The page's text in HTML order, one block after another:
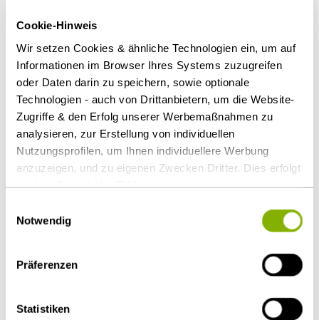
Cookie-Hinweis
Wir setzen Cookies & ähnliche Technologien ein, um auf
Informationen im Browser Ihres Systems zuzugreifen
oder Daten darin zu speichern, sowie optionale
Technologien - auch von Drittanbietern, um die Website-
Zugriffe & den Erfolg unserer Werbemaßnahmen zu
analysieren, zur Erstellung von individuellen
Nutzungsprofilen, um Ihnen individuellere Werbung
anzuzeigen, und zu eigenen Zwecken Dritter. Dies erfolgt
Regelungen das Risiko des staatlichen Zugriffs &
auszuschließen ist. Sie können Ihre Einwilligung jederzeit
über dieCookie-Einstellungen
widerrufen oder ändern.
Notwendig
Präferenzen
Statistiken
Bosnisch
Chinesisch
FinnischFranzösisch
ItalienischJapanisch KroatischNiederländischPolnisch
Serbisch
Spanisch
TschechischTürkischUngarischWeißrussisch
A
B
D
E
F
H
I
L
O
S